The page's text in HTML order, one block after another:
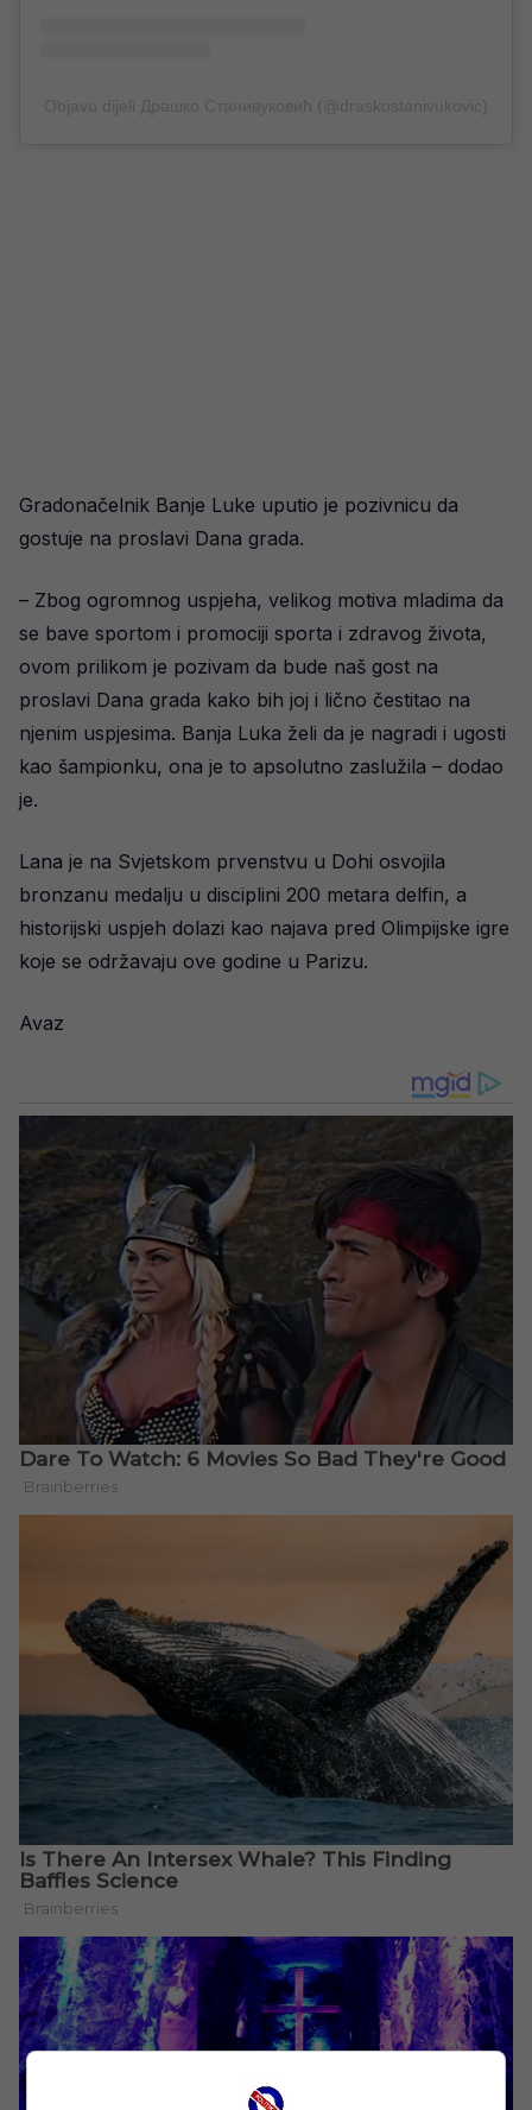
Gradonačelnik Banje Luke uputio je pozivnicu da
gostuje na proslavi Dana grada.
– Zbog ogromnog uspjeha, velikog motiva mladima da
se bave sportom i promociji sporta i zdravog života,
ovom prilikom je pozivam da bude naš gost na
proslavi Dana grada kako bih joj i lično čestitao na
njenim uspjesima. Banja Luka želi da je nagradi i ugosti
kao šampionku, ona je to apsolutno zaslužila – dodao
je.
Lana je na Svjetskom prvenstvu u Dohi osvojila
bronzanu medalju u disciplini 200 metara delfin, a
historijski uspjeh dolazi kao najava pred Olimpijske igre
koje se održavaju ove godine u Parizu.
Avaz